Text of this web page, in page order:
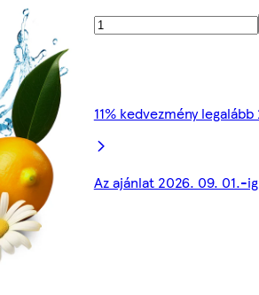
11% kedvezmény
Az ajánlat 2026. 09. 01.-